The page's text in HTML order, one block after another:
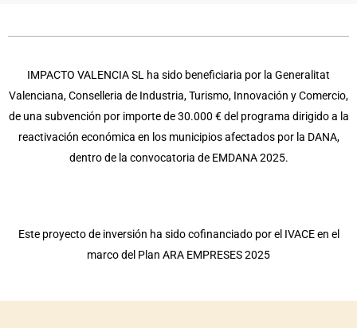
IMPACTO VALENCIA SL ha sido beneficiaria por la Generalitat
Valenciana, Conselleria de Industria, Turismo, Innovación y Comercio,
de una subvención por importe de 30.000 € del programa dirigido a la
reactivación económica en los municipios afectados por la DANA,
dentro de la convocatoria de EMDANA 2025.
Este proyecto de inversión ha sido cofinanciado por el IVACE en el
marco del Plan ARA EMPRESES 2025